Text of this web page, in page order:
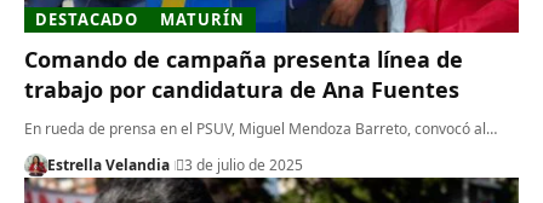
DESTACADO MATURÍN
Comando de campaña presenta línea de
trabajo por candidatura de Ana Fuentes
En rueda de prensa en el PSUV, Miguel Mendoza Barreto, convocó al…
Estrella Velandia
3 de julio de 2025